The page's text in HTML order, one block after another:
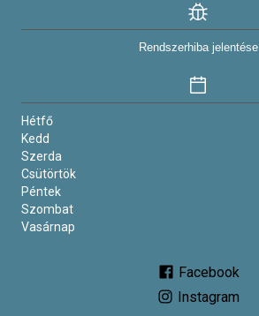
Rendszerhiba jelentése
Hétfő
Kedd
Szerda
Csütörtök
Péntek
Szombat
Vasárnap
Facebook
Instagram